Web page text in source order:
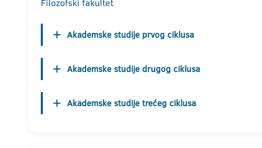
Filozofski fakultet
Akademske studije prvog ciklusa
Akademske studije drugog ciklusa
Akademske studije trećeg ciklusa